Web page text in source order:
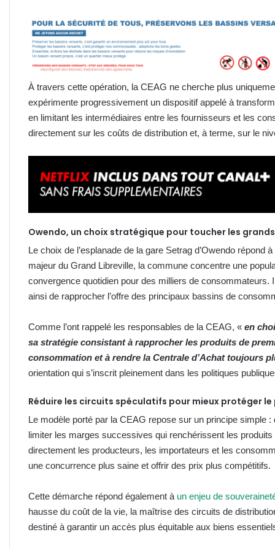
À travers cette opération, la CEAG ne cherche plus
expérimente progressivement un dispositif appelé à
en limitant les intermédiaires entre les fournisseurs et les
directement sur les coûts de distribution et, à terme, sur le
Owendo, un choix stratégique pour toucher les
Le choix de l’esplanade de la gare Setrag d’Owendo répond
majeur du Grand Libreville, la commune concentre une
convergence quotidien pour des milliers de
ainsi de rapprocher l’offre des principaux bassins de
Comme l’ont rappelé les responsables de la CEAG, « en
sa stratégie consistant à rapprocher les produits de
consommation et à rendre la Centrale d’Achat toujours
orientation qui s’inscrit pleinement dans les politiques
Réduire les circuits spéculatifs pour mieux protéger
Le modèle porté par la CEAG repose sur un principe simple :
limiter les marges successives qui renchérissent les
directement les producteurs, les importateurs et les
une concurrence plus saine et offrir des prix plus compétitifs.
Cette démarche répond également à un enjeu de
hausse du coût de la vie, la maîtrise des circuits de
destiné à garantir un accès plus équitable aux biens